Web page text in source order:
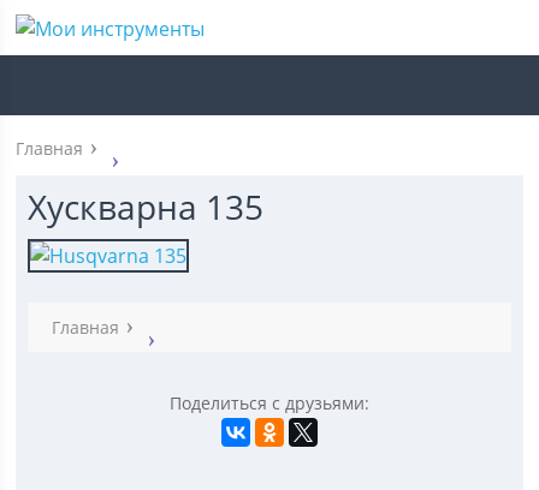
Главная
Хускварна 135
Главная
Поделиться с друзьями: